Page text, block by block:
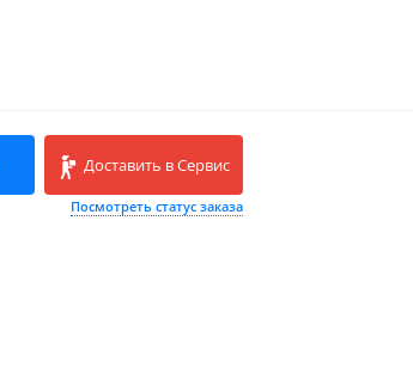
Доставить в Сервис
Посмотреть статус заказа